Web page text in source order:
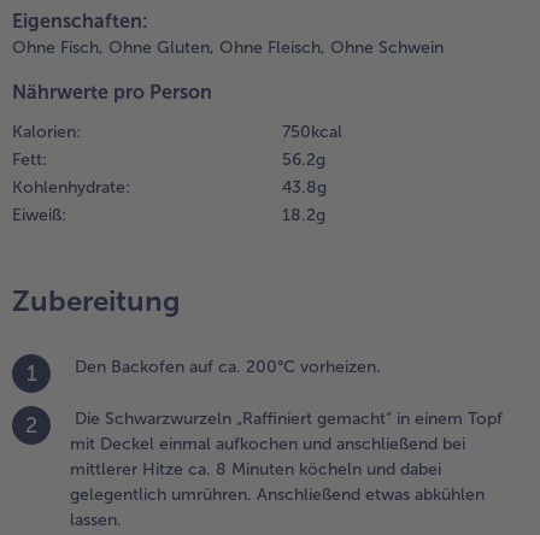
Weiterempfehlen &
mit
mit dem
so dass
vier Ecken
Den
und die
Eier
mit dem
Eigenschaften:
Ohne Fisch, Ohne Gluten, Ohne Fleisch, Ohne Schwein
Nährwerte pro Person
Kalorien:
750 kcal
Fett:
56.2 g
Kohlenhydrate:
43.8 g
Eiweiß:
18.2 g
Zubereitung
1 Den Backofen auf ca. 200°C vorheizen.
2
Die Schwarzwurzeln „Raffiniert gemacht“ in einem Topf
mit Deckel einmal aufkochen und anschließend bei
mittlerer Hitze ca. 8 Minuten köcheln und dabei
gelegentlich umrühren. Anschließend etwas abkühlen
lassen.